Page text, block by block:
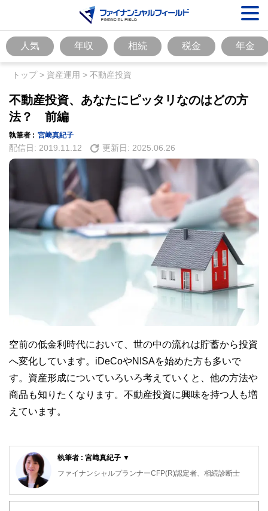
人気 年収 相続 税金 年金
トップ> 資産運用 > 不動産投資
不動産投資、あなたにピッタリなのはどの方
法？ 前編
執筆者 : 宮﨑真紀子
配信日: 2019.11.12 更新日: 2025.06.26
空前の低金利時代において、世の中の流れは貯蓄から投資
へ変化しています。iDeCoやNISAを始めた方も多いで
す。資産形成についていろいろ考えていくと、他の方法や
商品も知りたくなります。不動産投資に興味を持つ人も増
えています。
執筆者 : 宮﨑真紀子 ▼
ファイナンシャルプランナーCFP(R)認定者、相続診断士
大阪府出身。同志社大学経済学部卒業後、５年間繊維メーカ